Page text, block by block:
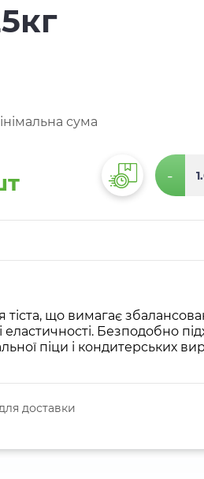
сума
-
тіста, що вимагає
еластичності. Безподобно
піци і кондитерських
доставки